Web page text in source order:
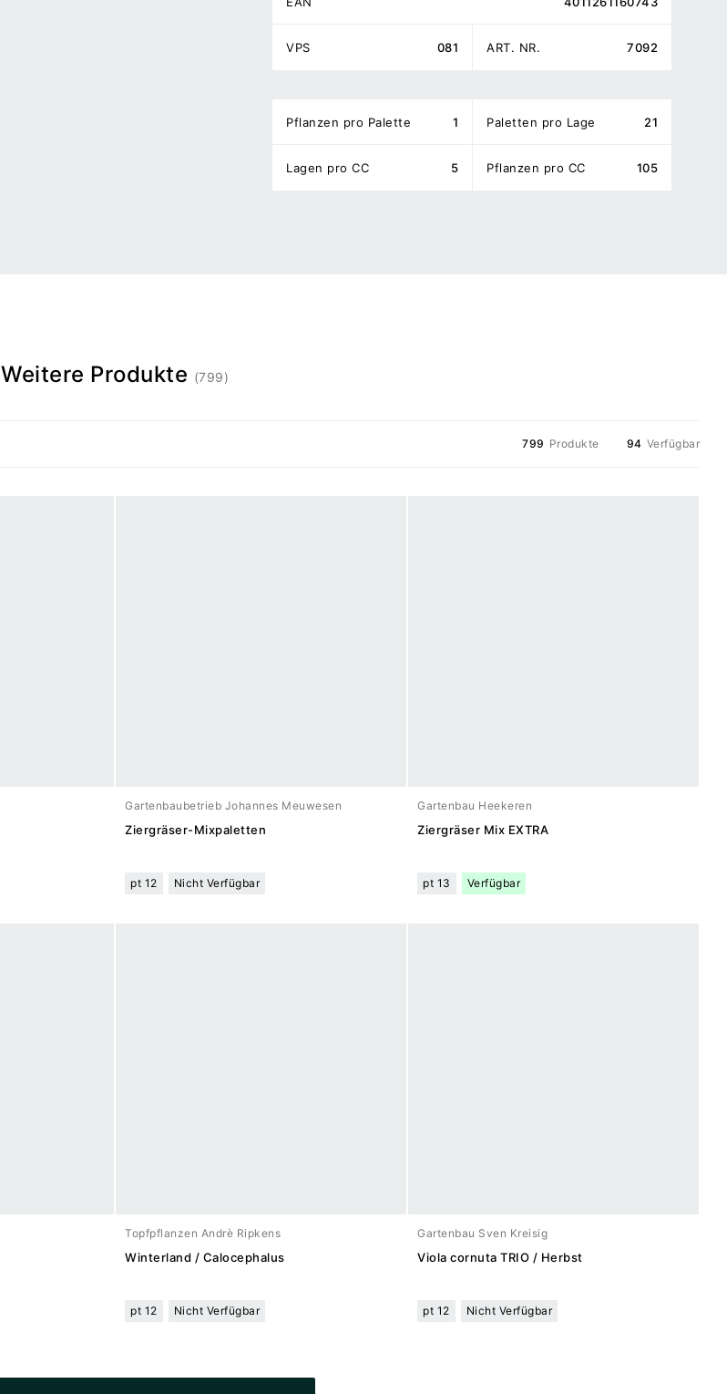
VPS 081 ART. NR. 7092
Pflanzen pro Palette 1 Paletten pro Lage 21
Lagen pro CC 5 Pflanzen pro CC 105
Weitere Produkte (799)
799 Produkte 94 Verfügbar
Gartenbaubetrieb Johannes Meuwesen
Ziergräser-Mixpaletten
pt 12 Nicht Verfügbar
Gartenbau Heekeren
Ziergräser Mix EXTRA
pt 13 Verfügbar
Topfpflanzen Andrè Ripkens
Winterland / Calocephalus
pt 12 Nicht Verfügbar
Gartenbau Sven Kreisig
Viola cornuta TRIO / Herbst
pt 12 Nicht Verfügbar